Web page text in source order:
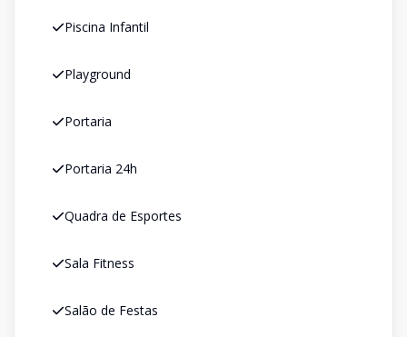
Piscina Infantil
Playground
Portaria
Portaria 24h
Quadra de Esportes
Sala Fitness
Salão de Festas